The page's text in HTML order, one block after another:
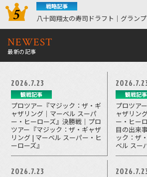
戦略記事
八十岡翔太の寿司ドラフト｜グラン
NEWEST
最新の記事
2026.7.23
観戦記事
プロツアー『マジック：ザ・ギ
ャザリング｜マーベル スーパ
ー・ヒーローズ』決勝戦｜プロ
ツアー『マジック：ザ・ギャザ
リング | マーベル スーパー・ヒ
ーローズ』
観戦記事
プロツア
ャザリン
ー・ヒー
目の出来
ック：ザ
ベル スー
2026.7.23